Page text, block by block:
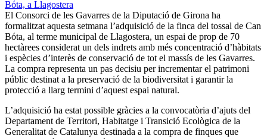
El Consorci de les Gavarres de la Diputació de Girona ha
formalitzat aquesta setmana l’adquisició de la finca del tossal de Can
Bóta, al terme municipal de Llagostera, un espai de prop de 70
hectàrees considerat un dels indrets amb més concentració d’hàbitats
i espècies d’interès de conservació de tot el massís de les Gavarres.
La compra representa un pas decisiu per incrementar el patrimoni
públic destinat a la preservació de la biodiversitat i garantir la
protecció a llarg termini d’aquest espai natural.
L’adquisició ha estat possible gràcies a la convocatòria d’ajuts del
Departament de Territori, Habitatge i Transició Ecològica de la
Generalitat de Catalunya destinada a la compra de finques que